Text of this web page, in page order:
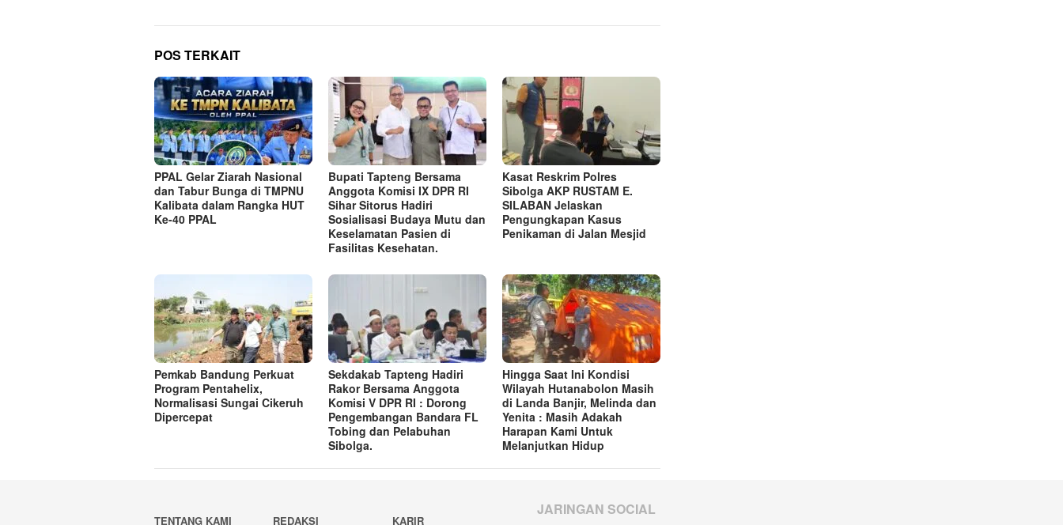
POS TERKAIT
PPAL Gelar Ziarah Nasional
dan Tabur Bunga di TMPNU
Kalibata dalam Rangka HUT
Ke-40 PPAL
Bupati Tapteng Bersama
Anggota Komisi IX DPR RI
Sihar Sitorus Hadiri
Sosialisasi Budaya Mutu dan
Keselamatan Pasien di
Fasilitas Kesehatan.
Kasat Reskrim Polres
Sibolga AKP RUSTAM E.
SILABAN Jelaskan
Pengungkapan Kasus
Penikaman di Jalan Mesjid
Pemkab Bandung Perkuat
Program Pentahelix,
Normalisasi Sungai Cikeruh
Dipercepat
Sekdakab Tapteng Hadiri
Rakor Bersama Anggota
Komisi V DPR RI : Dorong
Pengembangan Bandara FL
Tobing dan Pelabuhan
Sibolga.
Hingga Saat Ini Kondisi
Wilayah Hutanabolon Masih
di Landa Banjir, Melinda dan
Yenita : Masih Adakah
Harapan Kami Untuk
Melanjutkan Hidup
TENTANG KAMI REDAKSI KARIR
JARINGAN SOCIAL